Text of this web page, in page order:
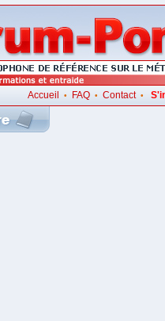
Accueil • FAQ• Contact•